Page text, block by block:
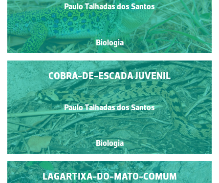
Paulo Talhadas dos Santos
Biologia
COBRA-DE-ESCADA JUVENIL
Paulo Talhadas dos Santos
Biologia
LAGARTIXA-DO-MATO-COMUM